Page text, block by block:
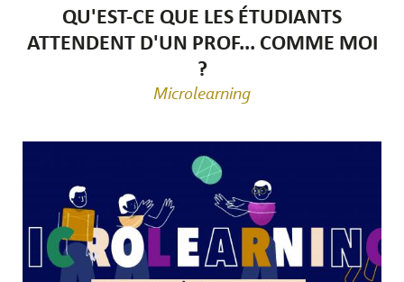
QU'EST-CE QUE LES ÉTUDIANTS
ATTENDENT D'UN PROF... COMME MOI
?
Microlearning